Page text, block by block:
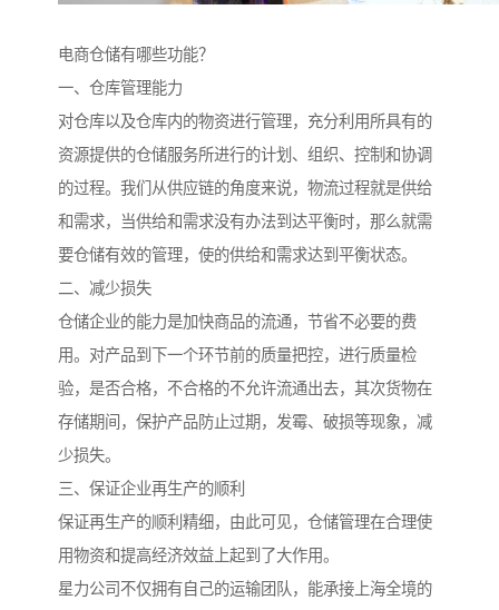
电商仓储有哪些功能？
一、仓库管理能力
对仓库以及仓库内的物资进行管理，充分利用所具有的
资源提供的仓储服务所进行的计划、组织、控制和协调
的过程。我们从供应链的角度来说，物流过程就是供给
和需求，当供给和需求没有办法到达平衡时，那么就需
要仓储有效的管理，使的供给和需求达到平衡状态。
二、减少损失
仓储企业的能力是加快商品的流通，节省不必要的费
用。对产品到下一个环节前的质量把控，进行质量检
验，是否合格，不合格的不允许流通出去，其次货物在
存储期间，保护产品防止过期，发霉、破损等现象，减
少损失。
三、保证企业再生产的顺利
保证再生产的顺利精细，由此可见，仓储管理在合理使
用物资和提高经济效益上起到了大作用。
星力公司不仅拥有自己的运输团队，能承接上海全境的